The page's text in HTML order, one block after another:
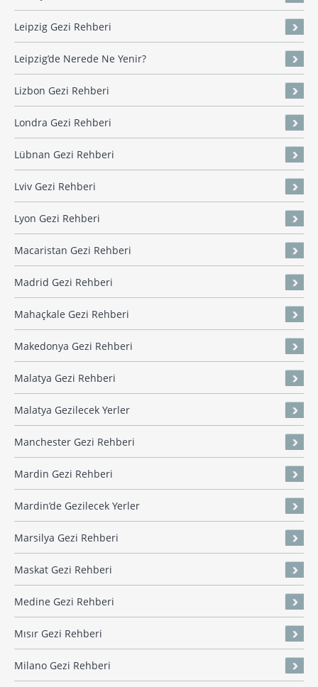
Leipzig Gezi Rehberi
Leipzig’de Nerede Ne Yenir?
Lizbon Gezi Rehberi
Londra Gezi Rehberi
Lübnan Gezi Rehberi
Lviv Gezi Rehberi
Lyon Gezi Rehberi
Macaristan Gezi Rehberi
Madrid Gezi Rehberi
Mahaçkale Gezi Rehberi
Makedonya Gezi Rehberi
Malatya Gezi Rehberi
Malatya Gezilecek Yerler
Manchester Gezi Rehberi
Mardin Gezi Rehberi
Mardin’de Gezilecek Yerler
Marsilya Gezi Rehberi
Maskat Gezi Rehberi
Medine Gezi Rehberi
Mısır Gezi Rehberi
Milano Gezi Rehberi